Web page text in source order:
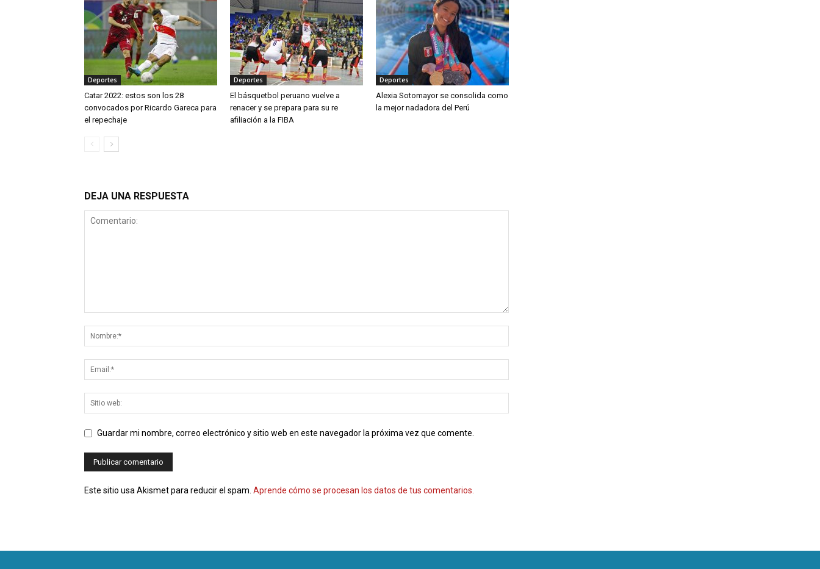
Deportes
Catar 2022: estos son los 28
convocados por Ricardo Gareca para
el repechaje
Deportes
El básquetbol peruano vuelve a
renacer y se prepara para su re
afiliación a la FIBA
Deportes
Alexia Sotomayor se consolida como
la mejor nadadora del Perú
DEJA UNA RESPUESTA
Guardar mi nombre, correo electrónico y sitio web en este navegador la próxima vez que comente.
Este sitio usa Akismet para reducir el spam. Aprende cómo se procesan los datos de tus comentarios.